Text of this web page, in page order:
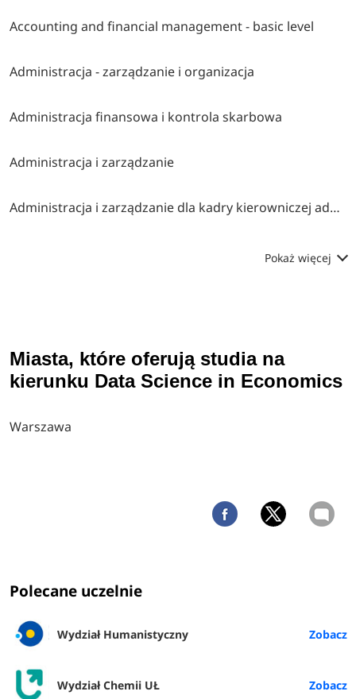
Accounting and financial management - basic level
Administracja - zarządzanie i organizacja
Administracja finansowa i kontrola skarbowa
Administracja i zarządzanie
Administracja i zarządzanie dla kadry kierowniczej administracji publicznej
Pokaż więcej
Miasta, które oferują studia na
kierunku Data Science in Economics
Warszawa
Polecane uczelnie
Wydział Humanistyczny
Wydział Chemii UŁ